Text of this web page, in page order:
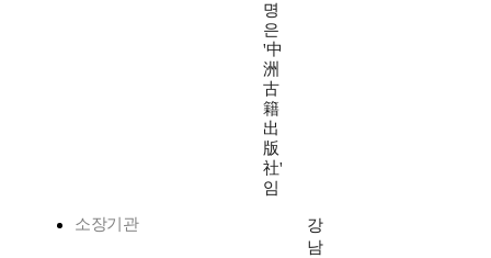
명
은
'中
洲
古
籍
出
版
社'
임
소장기관
강
남